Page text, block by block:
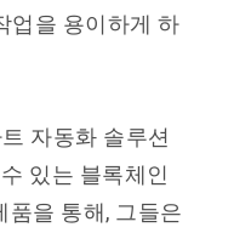
업을 용이하게 하
자동화 솔루션
있는 블록체인
품을 통해, 그들은